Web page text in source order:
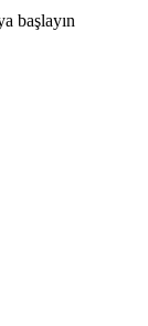
başlayın